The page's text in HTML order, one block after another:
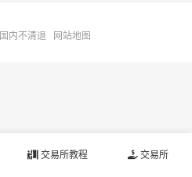
交易所教程 交易所
国内不清退 网站地图